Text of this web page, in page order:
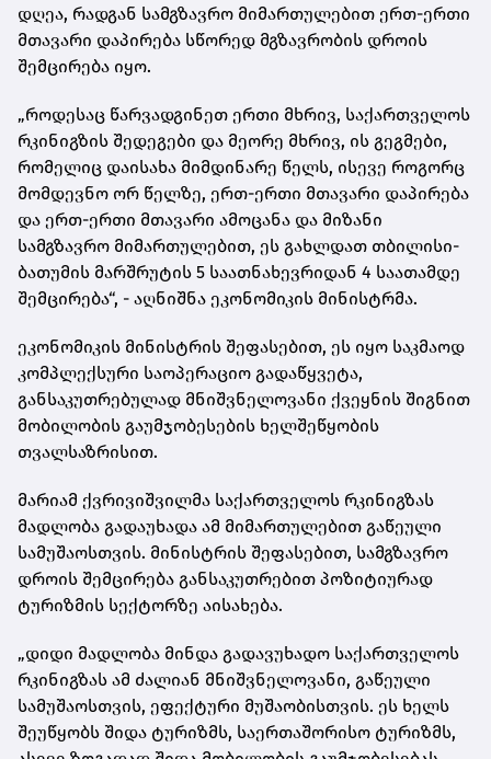
დღეა, რადგან სამგზავრო მიმართულებით ერთ-ერთი
მთავარი დაპირება სწორედ მგზავრობის დროის
შემცირება იყო.
„როდესაც წარვადგინეთ ერთი მხრივ, საქართველოს
რკინიგზის შედეგები და მეორე მხრივ, ის გეგმები,
რომელიც დაისახა მიმდინარე წელს, ისევე როგორც
მომდევნო ორ წელზე, ერთ-ერთი მთავარი დაპირება
და ერთ-ერთი მთავარი ამოცანა და მიზანი
სამგზავრო მიმართულებით, ეს გახლდათ თბილისი-
ბათუმის მარშრუტის 5 საათნახევრიდან 4 საათამდე
შემცირება“, - აღნიშნა ეკონომიკის მინისტრმა.
ეკონომიკის მინისტრის შეფასებით, ეს იყო საკმაოდ
კომპლექსური საოპერაციო გადაწყვეტა,
განსაკუთრებულად მნიშვნელოვანი ქვეყნის შიგნით
მობილობის გაუმჯობესების ხელშეწყობის
თვალსაზრისით.
მარიამ ქვრივიშვილმა საქართველოს რკინიგზას
მადლობა გადაუხადა ამ მიმართულებით გაწეული
სამუშაოსთვის. მინისტრის შეფასებით, სამგზავრო
დროის შემცირება განსაკუთრებით პოზიტიურად
ტურიზმის სექტორზე აისახება.
„დიდი მადლობა მინდა გადავუხადო საქართველოს
რკინიგზას ამ ძალიან მნიშვნელოვანი, გაწეული
სამუშაოსთვის, ეფექტური მუშაობისთვის. ეს ხელს
შეუწყობს შიდა ტურიზმს, საერთაშორისო ტურიზმს,